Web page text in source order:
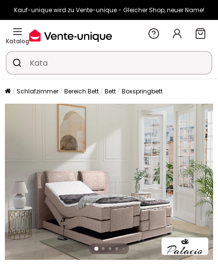
Kauf-unique wird zu Vente-unique - Gleicher Shop, neuer Name!
-10% ab €400 mitHEAT10auf Vente-unique-Produkte
Noch:
Katalog
Schlafzimmer Bereich Bett Bett Boxspringbett